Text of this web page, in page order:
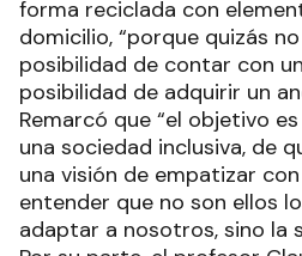
forma reciclada con
domicilio, “porque quizás
posibilidad de contar con
posibilidad de adquirir un
Remarcó que “el objetivo
una sociedad inclusiva, de
una visión de empatizar
entender que no son ellos
adaptar a nosotros, sino la